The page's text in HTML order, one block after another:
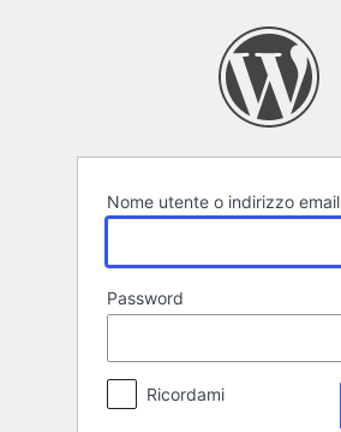
Nome utente o indirizzo email
Password
Ricordami